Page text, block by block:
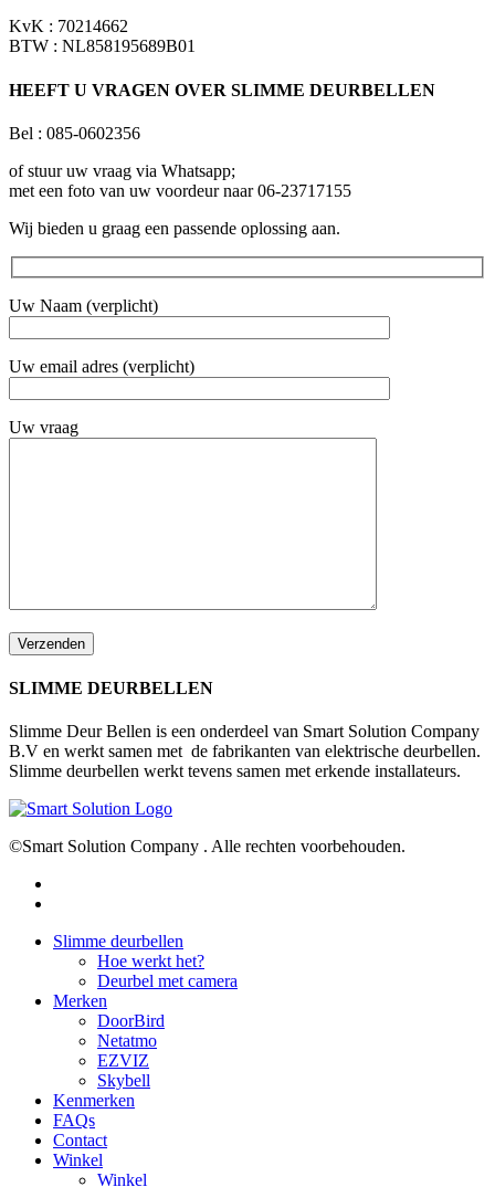
KvK : 70214662
BTW : NL858195689B01
HEEFT U VRAGEN OVER SLIMME DEURBELLEN
Bel : 085-0602356
of stuur uw vraag via Whatsapp;
met een foto van uw voordeur naar 06-23717155
Wij bieden u graag een passende oplossing aan.
Uw Naam (verplicht)
Uw email adres (verplicht)
Uw vraag
SLIMME DEURBELLEN
Slimme Deur Bellen is een onderdeel van Smart Solution Company
B.V en werkt samen met de fabrikanten van elektrische deurbellen.
Slimme deurbellen werkt tevens samen met erkende installateurs.
©Smart Solution Company . Alle rechten voorbehouden.
Close
Slimme deurbellen
Hoe werkt het?
Deurbel met camera
Merken
DoorBird
Netatmo
EZVIZ
Skybell
Kenmerken
FAQs
Contact
Winkel
Winkel